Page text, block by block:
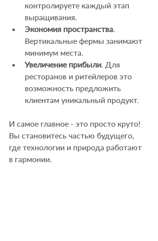
контролируете каждый этап
выращивания.
Экономия пространства.
Вертикальные фермы занимают
минимум места.
Увеличение прибыли. Для
ресторанов и ритейлеров это
возможность предложить
клиентам уникальный продукт.
И самое главное - это просто круто!
Вы становитесь частью будущего,
где технологии и природа работают
в гармонии.